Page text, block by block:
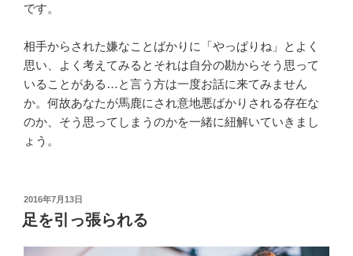
です。
相手からされた嫌なことばかりに「やっぱりね」とよく
思い、よく考えてみるとそれは自分の勘からそう思って
いることがある…と言う方は一度お話に来てみません
か。何故あなたが馬鹿にされ意地悪ばかりされる存在な
のか、そう思ってしまうのかを一緒に紐解いていきまし
ょう。
投
稿
日:
2016年7月13日
足を引っ張られる